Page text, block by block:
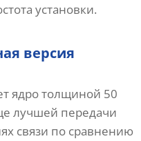
установки.
версия
ядро ​​толщиной 50
лучшей передачи
связи по сравнению